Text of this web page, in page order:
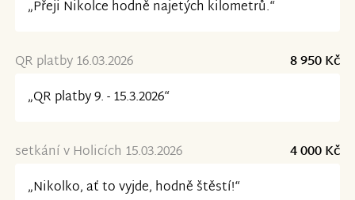
„Přeji Nikolce hodně najetých kilometrů.“
QR platby 16.03.2026
8 950 Kč
„QR platby 9. - 15.3.2026“
setkání v Holicích 15.03.2026
4 000 Kč
„Nikolko, ať to vyjde, hodně štěstí!“